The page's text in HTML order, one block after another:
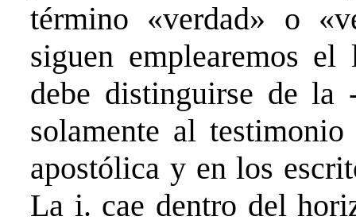
término «verdad» o
siguen emplearemos el
debe distinguirse de la
solamente al
apostólica y en los
La i. cae dentro del